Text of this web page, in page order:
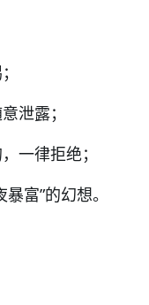
泄露；
一律拒绝；
富”的幻想。